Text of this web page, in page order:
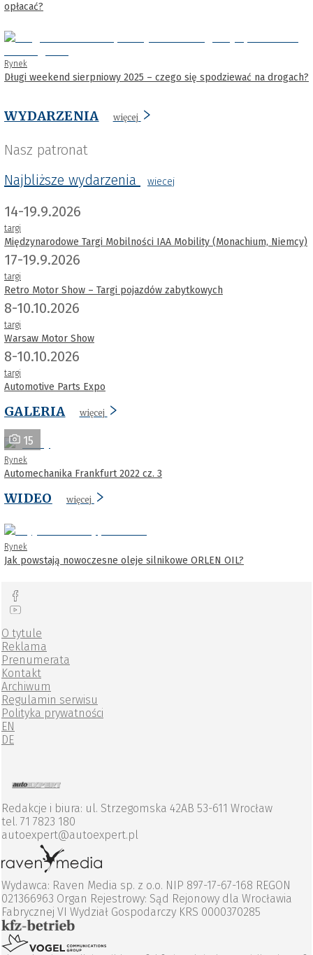
opłacać?
Rynek
Długi weekend sierpniowy 2025 – czego się spodziewać na drogach?
WYDARZENIA więcej
Nasz patronat
Najbliższe wydarzenia
wiecej
14-19.9.2026
targi
Międzynarodowe Targi Mobilności IAA Mobility (Monachium, Niemcy)
17-19.9.2026
targi
Retro Motor Show – Targi pojazdów zabytkowych
8-10.10.2026
targi
Warsaw Motor Show
8-10.10.2026
targi
Automotive Parts Expo
GALERIA więcej
15
Rynek
Automechanika Frankfurt 2022 cz. 3
WIDEO więcej
Rynek
Jak powstają nowoczesne oleje silnikowe ORLEN OIL?
O tytule
Reklama
Prenumerata
Kontakt
Archiwum
Regulamin serwisu
Polityka prywatności
EN
DE
Redakcje i biura: ul. Strzegomska 42AB 53-611 Wrocław
tel. 71 7823 180
autoexpert@autoexpert.pl
Wydawca: Raven Media sp. z o.o. NIP 897-17-67-168 REGON
021366963 Organ Rejestrowy: Sąd Rejonowy dla Wrocławia
Fabrycznej VI Wydział Gospodarczy KRS 0000370285